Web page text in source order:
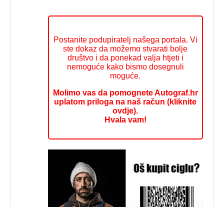
Postanite podupiratelj našega portala. Vi
ste dokaz da možemo stvarati bolje
društvo i da ponekad valja htjeti i
nemoguće kako bismo dosegnuli
moguće.
Molimo vas da pomognete Autograf.hr
uplatom priloga na naš račun (kliknite
ovdje).
Hvala vam!